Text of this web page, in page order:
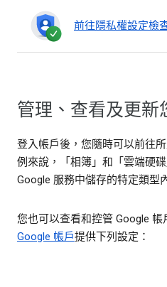
前往隱私權設定檢
管理、查看及更新
登入帳戶後，您隨時可以前往
例來說，「相簿」和「雲端硬
Google 服務中儲存的特定類型
您也可以查看和控管 Google
Google 帳戶提供下列設定：